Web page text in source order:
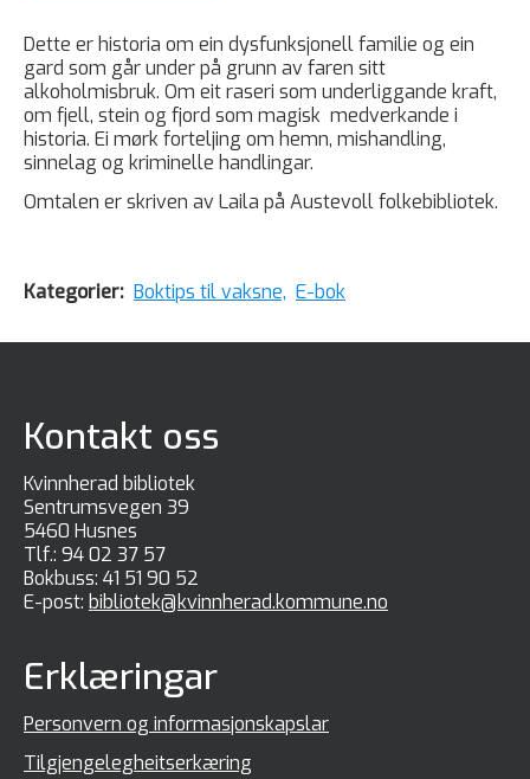
Dette er historia om ein dysfunksjonell familie og ein
gard som går under på grunn av faren sitt
alkoholmisbruk. Om eit raseri som underliggande kraft,
om fjell, stein og fjord som magisk medverkande i
historia. Ei mørk forteljing om hemn, mishandling,
sinnelag og kriminelle handlingar.
Omtalen er skriven av Laila på Austevoll folkebibliotek.
Kategorier: Boktips til vaksne, E-bok
Kontakt oss
Kvinnherad bibliotek
Sentrumsvegen 39
5460 Husnes
Tlf.: 94 02 37 57
Bokbuss: 41 51 90 52
E-post: bibliotek@kvinnherad.kommune.no
Erklæringar
Personvern og informasjonskapslar
Tilgjengelegheitserkæring